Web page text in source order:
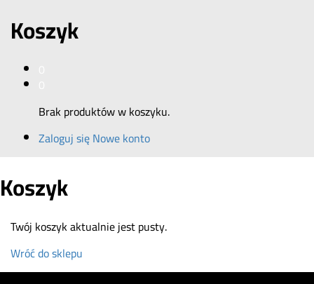
Koszyk
Brak produktów w koszyku.
Zaloguj sięNowe konto
Koszyk
Twój koszyk aktualnie jest pusty.
Wróć do sklepu